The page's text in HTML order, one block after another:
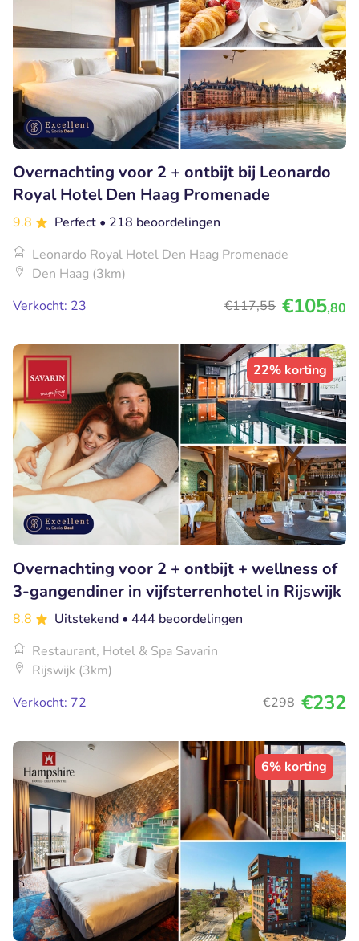
Overnachting voor 2 + ontbijt bij Leonardo
Royal Hotel Den Haag Promenade
9.8 Perfect • 218 beoordelingen
Leonardo Royal Hotel Den Haag Promenade
Den Haag (3km)
Verkocht: 23
€117,55 €105,80
22% korting
Overnachting voor 2 + ontbijt + wellness of
3-gangendiner in vijfsterrenhotel in Rijswijk
8.8 Uitstekend • 444 beoordelingen
Restaurant, Hotel & Spa Savarin
Rijswijk (3km)
Verkocht: 72
€298 €232
6% korting